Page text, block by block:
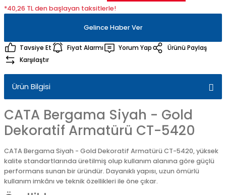
*40,26 TL den başlayan taksitlerle!
Gelince Haber Ver
Tavsiye Et Fiyat Alarmı Yorum Yap
Ürünü Paylaş
Karşılaştır
Ürün Bilgisi
CATA Bergama Siyah - Gold
Dekoratif Armatürü CT-5420
CATA Bergama Siyah - Gold Dekoratif Armatürü CT-5420, yüksek
kalite standartlarında üretilmiş olup kullanım alanına göre güçlü
performans sunan bir üründür. Dayanıklı yapısı, uzun ömürlü
kullanım imkânı ve teknik özellikleri ile öne çıkar.